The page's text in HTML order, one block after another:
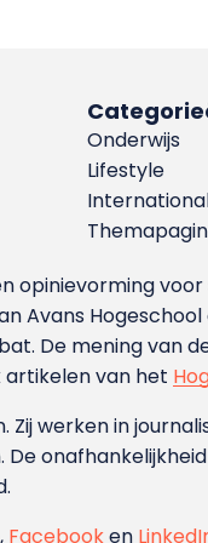
Onderwijs
Lifestyle
opinievorming
Avans
De mening van
artikelen van het
werken in
, Facebooken